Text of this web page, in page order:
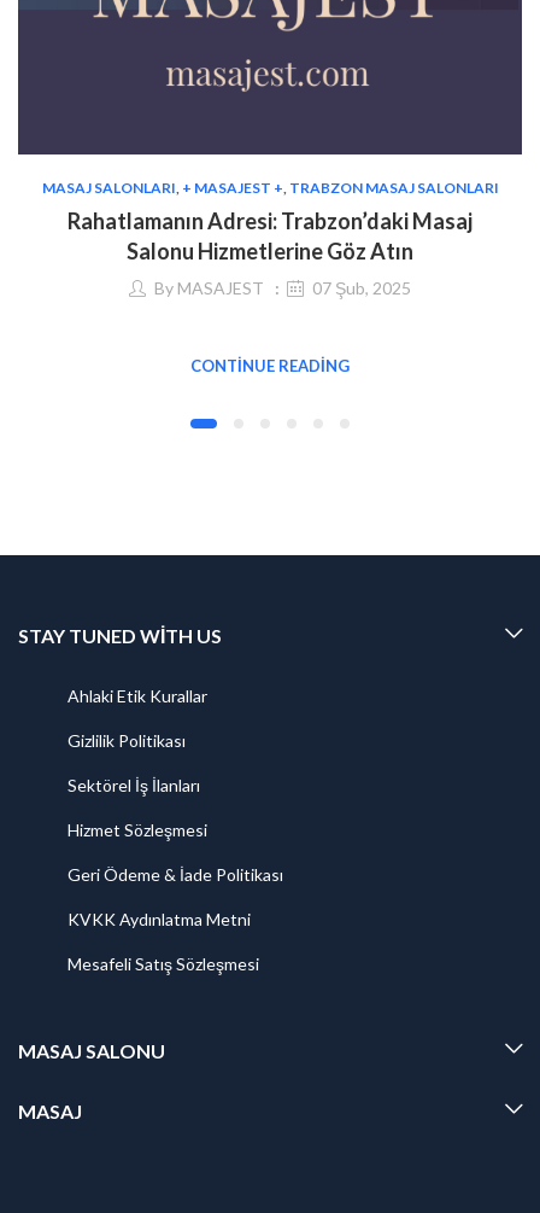
MASAJ SALONLARI + MASAJEST + TRABZON MASAJ SALONLARI
Rahatlamanın Adresi: Trabzon’daki Masaj
Salonu Hizmetlerine Göz Atın
By MASAJEST 07 Şub, 2025
CONTINUE READING
STAY TUNED WITH US
Ahlaki Etik Kurallar
Gizlilik Politikası
Sektörel İş İlanları
Hizmet Sözleşmesi
Geri Ödeme & İade Politikası
KVKK Aydınlatma Metni
Mesafeli Satış Sözleşmesi
MASAJ SALONU
MASAJ